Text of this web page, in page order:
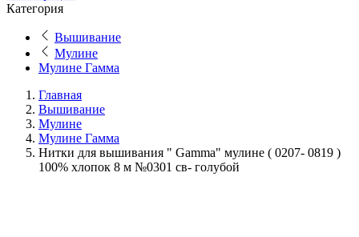
Категория
Вышивание
Мулине
Мулине Гамма
Главная
Вышивание
Мулине
Мулине Гамма
Нитки для вышивания " Gamma" мулине ( 0207- 0819 )
100% хлопок 8 м №0301 св- голубой